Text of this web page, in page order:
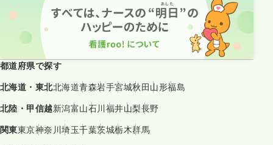
都道府県で探す
北海道・東北北海道青森岩手宮城秋田山形福島
北陸・甲信越新潟富山石川福井山梨長野
関東東京神奈川埼玉千葉茨城栃木群馬